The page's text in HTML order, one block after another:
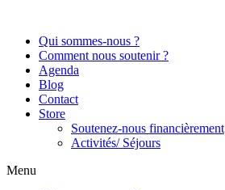
contenuQui sommes-nous ?
Comment nous soutenir ?
Agenda
Blog
Contact
Store
Soutenez-nous financièrement
Activités/ Séjours
Menu